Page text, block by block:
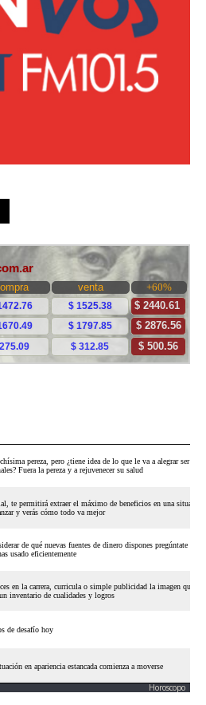
Horoscopo